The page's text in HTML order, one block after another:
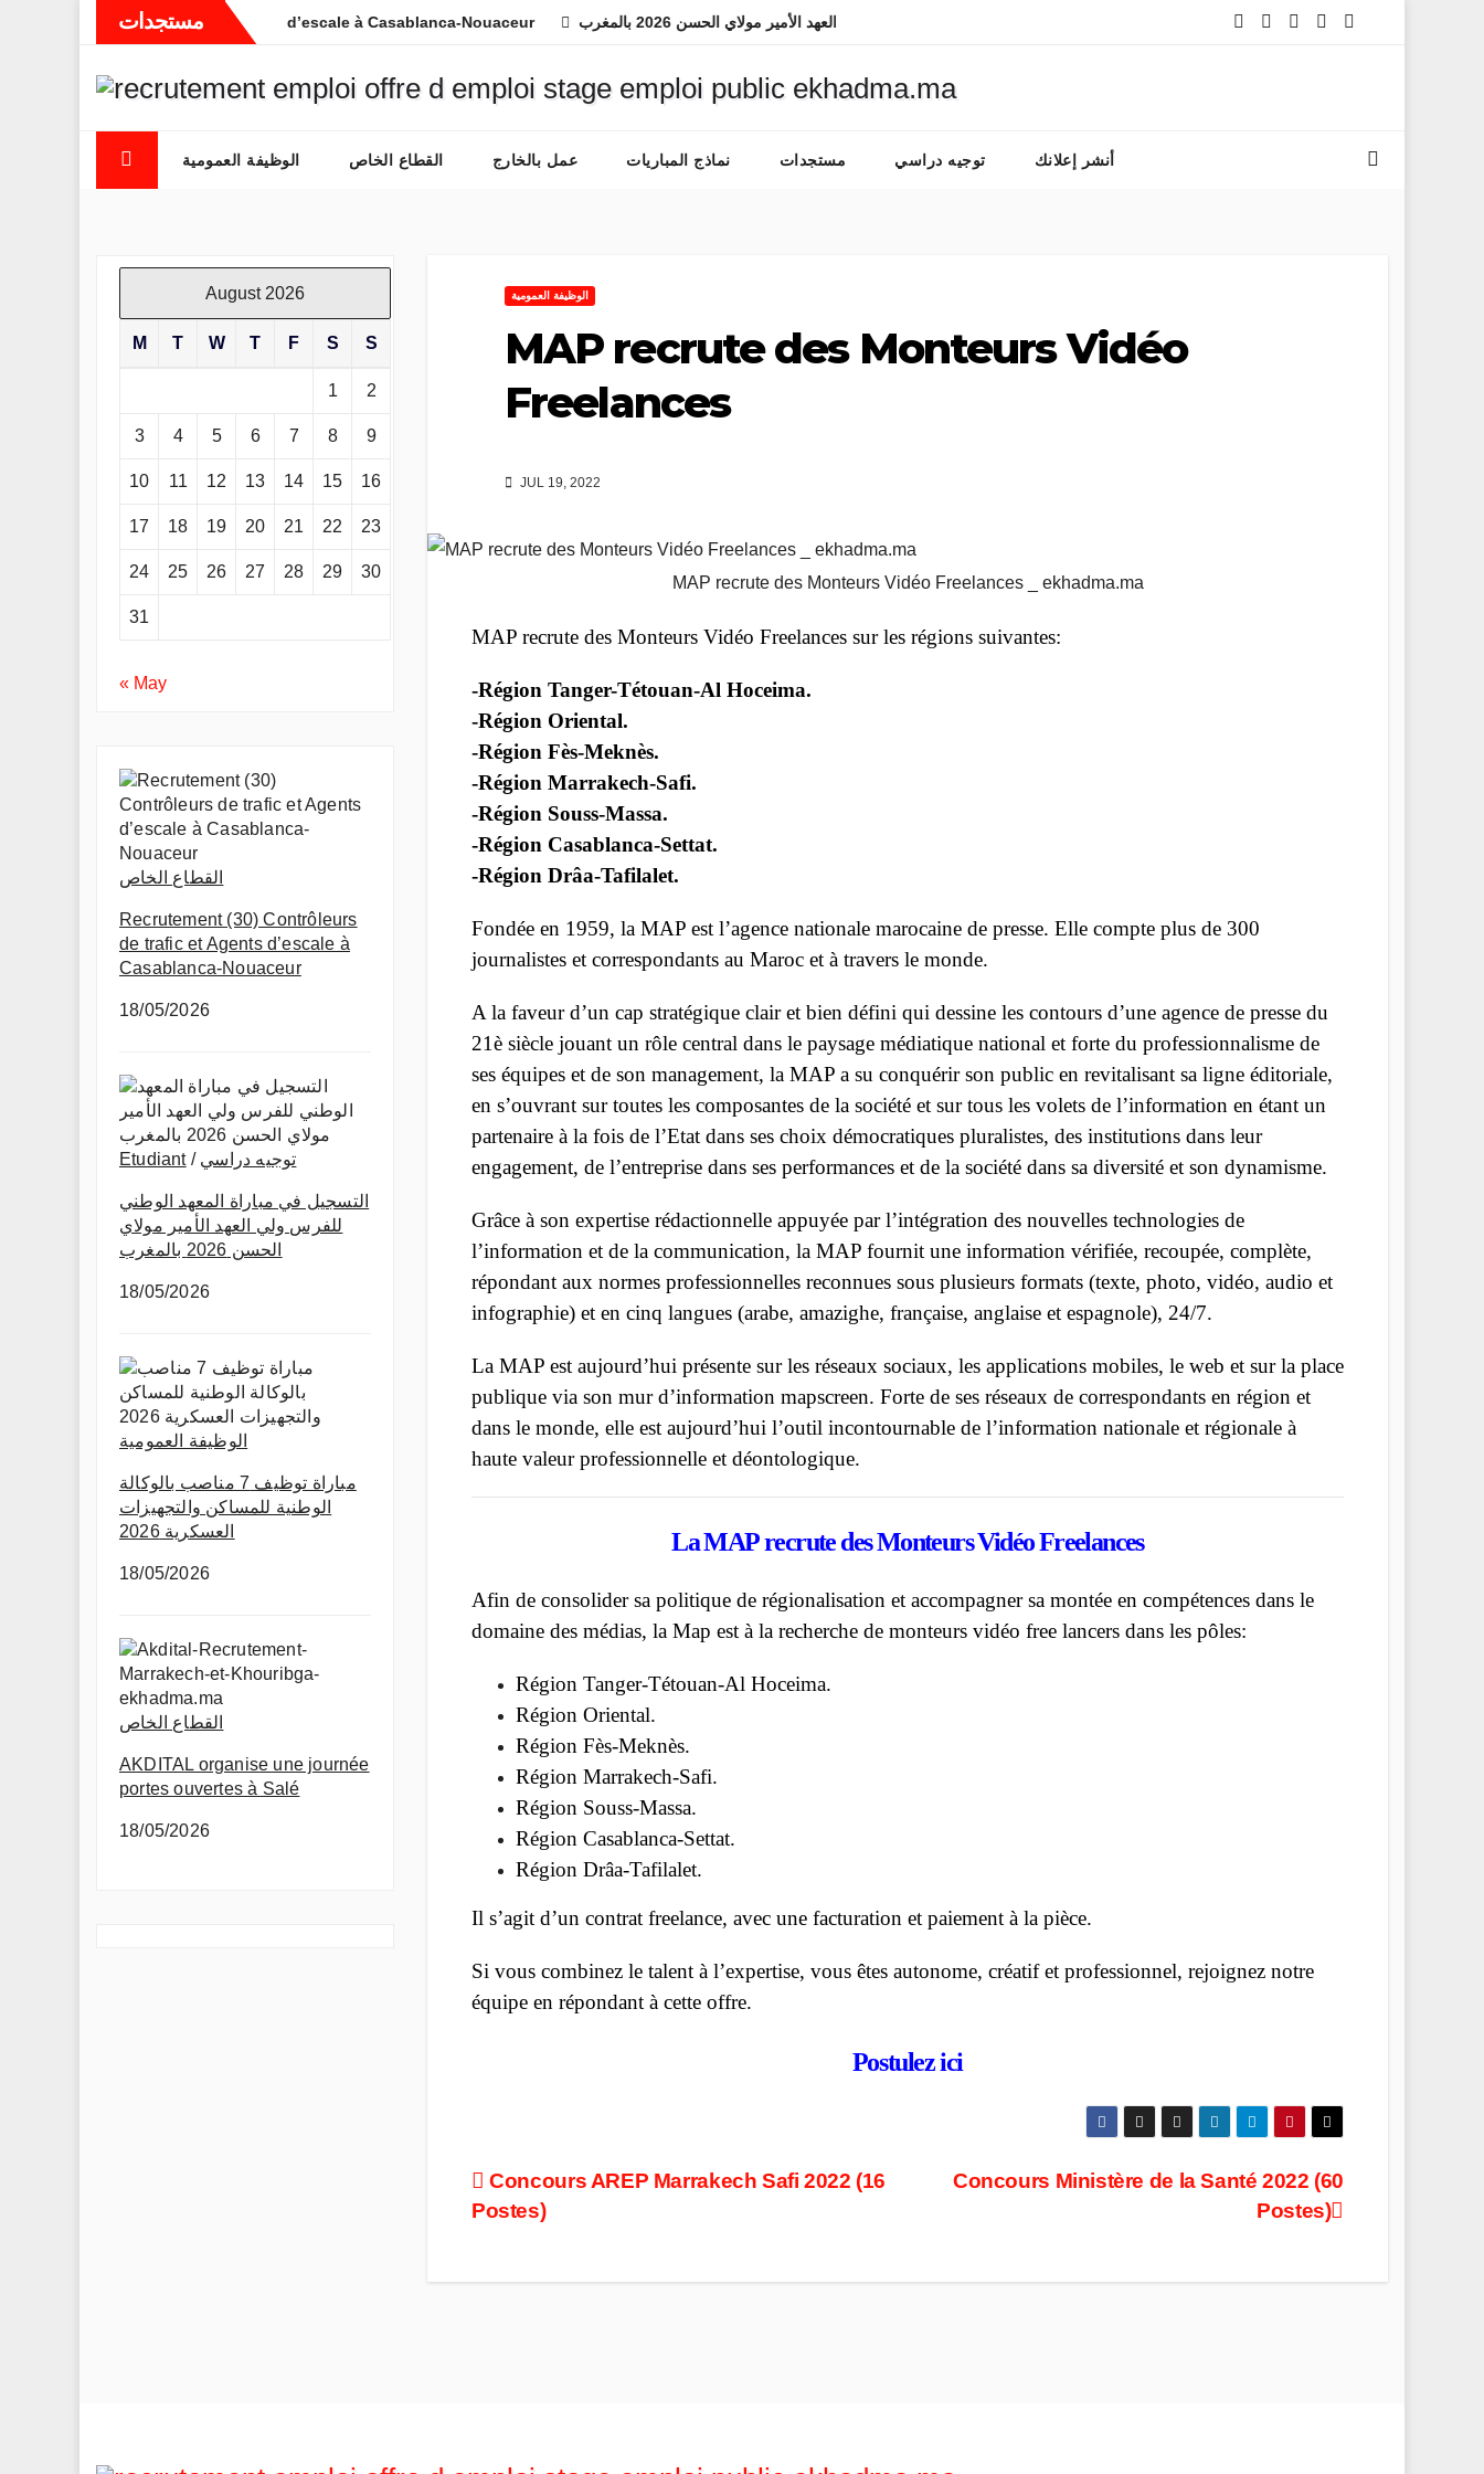
مستجدات
Contrôleurs de trafic et Agents d’escale à Casablanca-Nouaceur التسجيل في مباراة المعهد الوطني للفرس ولي العهد الأمير مولاي الحسن 2026 بالمغرب
الوظيفة العمومية القطاع الخاص عمل بالخارج نماذج المباريات مستجدات توجيه دراسي أنشر إعلانك
August 2026
M T W T F S S
1 2
3 4 5 6 7 8 9
10 11 12 13 14 15 16
17 18 19 20 21 22 23
24 25 26 27 28 29 30
31
« May
القطاع الخاص
Recrutement (30) Contrôleurs
de trafic et Agents d’escale à
Casablanca-Nouaceur
18/05/2026
Etudiant/ توجيه دراسي
التسجيل في مباراة المعهد الوطني
للفرس ولي العهد الأمير مولاي
الحسن 2026 بالمغرب
18/05/2026
الوظيفة العمومية
مباراة توظيف 7 مناصب بالوكالة
الوطنية للمساكن والتجهيزات
العسكرية 2026
18/05/2026
القطاع الخاص
AKDITAL organise une journée
portes ouvertes à Salé
18/05/2026
الوظيفة العمومية
MAP recrute des Monteurs Vidéo
Freelances
JUL 19, 2022
MAP recrute des Monteurs Vidéo Freelances _ ekhadma.ma
MAP recrute des Monteurs Vidéo Freelances sur les régions suivantes:
-Région Tanger-Tétouan-Al Hoceima.
-Région Oriental.
-Région Fès-Meknès.
-Région Marrakech-Safi.
-Région Souss-Massa.
-Région Casablanca-Settat.
-Région Drâa-Tafilalet.
Fondée en 1959, la MAP est l’agence nationale marocaine de presse. Elle compte plus de 300
journalistes et correspondants au Maroc et à travers le monde.
A la faveur d’un cap stratégique clair et bien défini qui dessine les contours d’une agence de presse du
21è siècle jouant un rôle central dans le paysage médiatique national et forte du professionnalisme de
ses équipes et de son management, la MAP a su conquérir son public en revitalisant sa ligne éditoriale,
en s’ouvrant sur toutes les composantes de la société et sur tous les volets de l’information en étant un
partenaire à la fois de l’Etat dans ses choix démocratiques pluralistes, des institutions dans leur
engagement, de l’entreprise dans ses performances et de la société dans sa diversité et son dynamisme.
Grâce à son expertise rédactionnelle appuyée par l’intégration des nouvelles technologies de
l’information et de la communication, la MAP fournit une information vérifiée, recoupée, complète,
répondant aux normes professionnelles reconnues sous plusieurs formats (texte, photo, vidéo, audio et
infographie) et en cinq langues (arabe, amazighe, française, anglaise et espagnole), 24/7.
La MAP est aujourd’hui présente sur les réseaux sociaux, les applications mobiles, le web et sur la place
publique via son mur d’information mapscreen. Forte de ses réseaux de correspondants en région et
dans le monde, elle est aujourd’hui l’outil incontournable de l’information nationale et régionale à
haute valeur professionnelle et déontologique.
LaMAPrecrute des Monteurs Vidéo Freelances
Afin de consolider sa politique de régionalisation et accompagner sa montée en compétences dans le
domaine des médias, la Map est à la recherche de monteurs vidéo free lancers dans les pôles:
Région Tanger-Tétouan-Al Hoceima.
Région Oriental.
Région Fès-Meknès.
Région Marrakech-Safi.
Région Souss-Massa.
Région Casablanca-Settat.
Région Drâa-Tafilalet.
Il s’agit d’un contrat freelance, avec une facturation et paiement à la pièce.
Si vous combinez le talent à l’expertise, vous êtes autonome, créatif et professionnel, rejoignez notre
équipe en répondant à cette offre.
Postulez ici
Post
navigation
Concours Ministère de la Santé 2022 (60
Postes)
Concours AREP Marrakech Safi 2022 (16
Postes)